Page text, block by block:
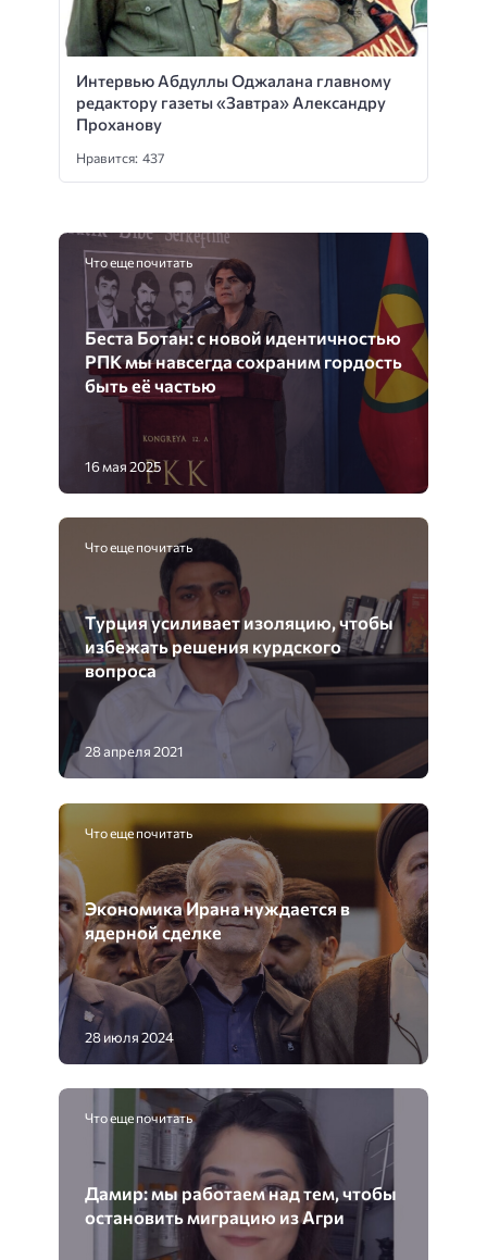
Интервью Абдуллы Оджалана главному
редактору газеты «Завтра» Александру
Проханову
Нравится: 437
Что еще почитать
Беста Ботан: с новой идентичностью
РПК мы навсегда сохраним гордость
быть её частью
16 мая 2025
Что еще почитать
Турция усиливает изоляцию, чтобы
избежать решения курдского
вопроса
28 апреля 2021
Что еще почитать
Экономика Ирана нуждается в
ядерной сделке
28 июля 2024
Что еще почитать
Дамир: мы работаем над тем, чтобы
остановить миграцию из Агри